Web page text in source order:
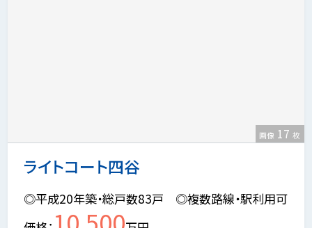
ライトコート四谷
画像 17 枚
◎平成20年築・総戸数83戸 ◎複数路線・駅利用可